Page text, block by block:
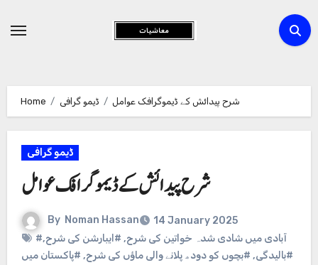
Content
Home ڈیمو گرافی شرح پیدائش کے ڈیموگرافک عوامل
ڈیمو گرافی
شرح پیدائش کے ڈیموگرافک عوامل
By Noman Hassan
14 January 2025
#آبادی میں شادی شدہ خواتین کی شرح, #ایبارشن کی شرح,
#بالیدگی, #بچوں کو دودھ پلانے والی ماؤں کی شرح, #پاکستان میں